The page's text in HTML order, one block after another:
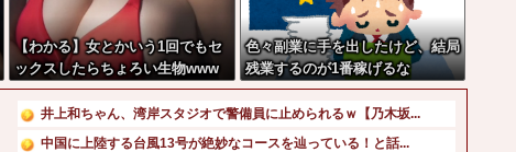
【わかる】女とかいう1回でもセ
ックスしたらちょろい生物www
www
色々副業に手を出したけど、結局
残業するのが1番稼げるな
井上和ちゃん、湾岸スタジオで警備員に止められるｗ【乃木坂...
中国に上陸する台風13号が絶妙なコースを辿っている！と話...